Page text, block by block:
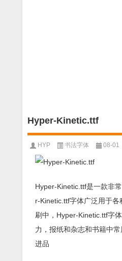
Hyper-Kinetic.ttf
HYP 书法字体 08-01
Hyper-Kinetic.ttf是一款非
r-Kinetic.ttf字体广泛用于
刷中，Hyper-Kinetic.ttf字
力，报纸和杂志和书籍中
进品